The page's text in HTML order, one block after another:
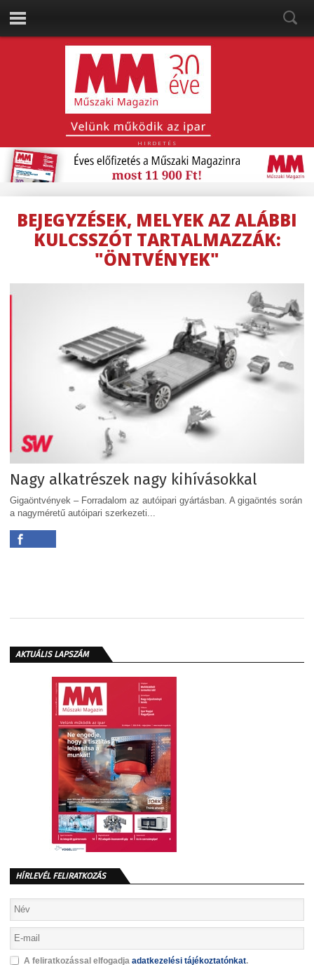
HIRDETÉS
BEJEGYZÉSEK, MELYEK AZ ALÁBBI
KULCSSZÓT TARTALMAZZÁK:
"ÖNTVÉNYEK"
Nagy alkatrészek nagy kihívásokkal
Gigaöntvények – Forradalom az autóipari gyártásban. A gigaöntés során
a nagyméretű autóipari szerkezeti...
AKTUÁLIS LAPSZÁM
HÍRLEVÉL FELIRATKOZÁS
A feliratkozással elfogadja adatkezelési tájékoztatónkat.